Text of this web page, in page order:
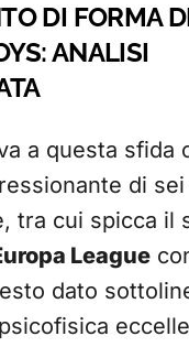
DI FORMA
ANALISI
a questa sfida
di
tra cui spicca il
League
dato